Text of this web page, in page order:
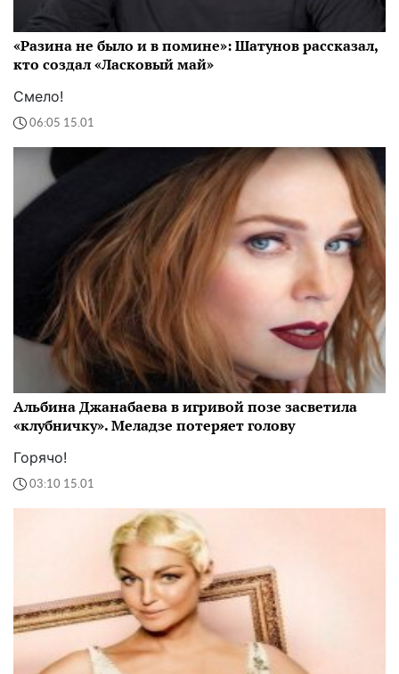
«Разина не было и в помине»: Шатунов рассказал,
кто создал «Ласковый май»
Смело!
06:05 15.01
Альбина Джанабаева в игривой позе засветила
«клубничку». Меладзе потеряет голову
Горячо!
03:10 15.01